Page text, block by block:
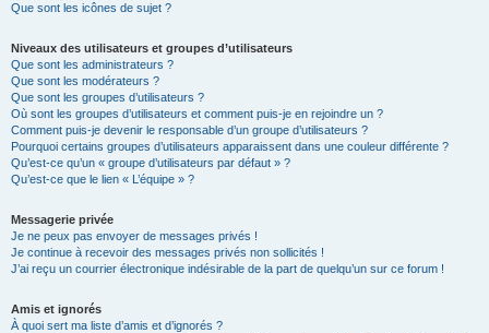
Que sont les icônes de sujet ?
Niveaux des utilisateurs et groupes d’utilisateurs
Que sont les administrateurs ?
Que sont les modérateurs ?
Que sont les groupes d’utilisateurs ?
Où sont les groupes d’utilisateurs et comment puis-je en rejoindre un ?
Comment puis-je devenir le responsable d’un groupe d’utilisateurs ?
Pourquoi certains groupes d’utilisateurs apparaissent dans une couleur différente ?
Qu’est-ce qu’un « groupe d’utilisateurs par défaut » ?
Qu’est-ce que le lien « L’équipe » ?
Messagerie privée
Je ne peux pas envoyer de messages privés !
Je continue à recevoir des messages privés non sollicités !
J’ai reçu un courrier électronique indésirable de la part de quelqu’un sur ce forum !
Amis et ignorés
À quoi sert ma liste d’amis et d’ignorés ?